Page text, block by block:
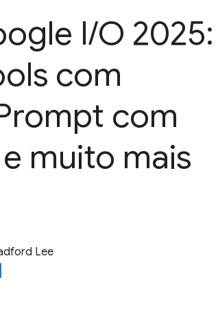
I/O 2025:
com
com
muito mais
Lee